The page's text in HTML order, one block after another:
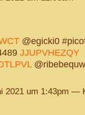
@egicki0
JJUPVHEZQY
2021 um 1:43pm —